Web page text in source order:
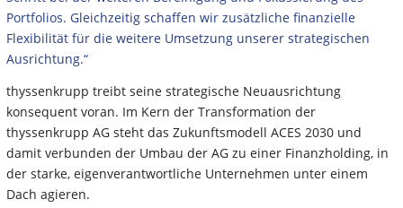
Portfolios. Gleichzeitig schaffen wir zusätzliche finanzielle
Flexibilität für die weitere Umsetzung unserer strategischen
Ausrichtung.“
thyssenkrupp treibt seine strategische Neuausrichtung
konsequent voran. Im Kern der Transformation der
thyssenkrupp AG steht das Zukunftsmodell ACES 2030 und
damit verbunden der Umbau der AG zu einer Finanzholding, in
der starke, eigenverantwortliche Unternehmen unter einem
Dach agieren.